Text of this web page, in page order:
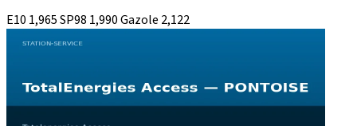
E10 1,965SP98 1,990Gazole 2,122